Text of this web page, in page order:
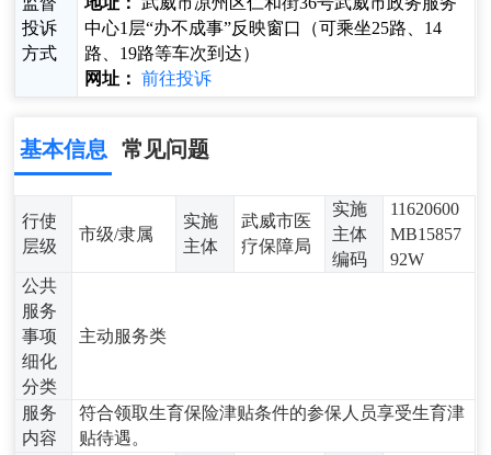
投诉
方式
中心1层“办不成事”反映窗口（可乘坐25路、14
路、19路等车次到达）
网址：
前往投诉
基本信息 常见问题
行使
层级
市级/隶属
实施
主体
武威市医
疗保障局
实施
主体
编码
11620600
MB15857
92W
公共
服务
事项
细化
分类
主动服务类
服务
内容
符合领取生育保险津贴条件的参保人员享受生育津
贴待遇。